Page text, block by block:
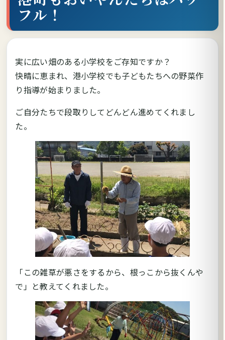
フル！
実に広い畑のある小学校をご存知ですか？
快晴に恵まれ、港小学校でも子どもたちへの野菜作
り指導が始まりました。
ご自分たちで段取りしてどんどん進めてくれまし
た。
「この雑草が悪さをするから、根っこから抜くんや
で」と教えてくれました。